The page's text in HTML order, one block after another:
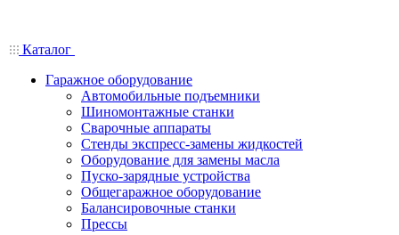
Каталог
Гаражное оборудование
Автомобильные подъемники
Шиномонтажные станки
Сварочные аппараты
Стенды экспресс-замены жидкостей
Оборудование для замены масла
Пуско-зарядные устройства
Общегаражное оборудование
Балансировочные станки
Прессы